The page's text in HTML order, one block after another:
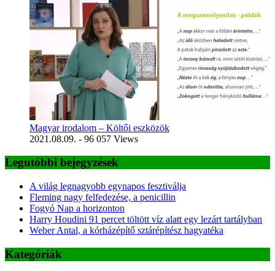
Magyar irodalom – Költői eszközök
2021.08.09. - 96 057 Views
Legutóbbi bejegyzések
A világ legnagyobb egynapos fesztiválja
Fleming nagy felfedezése, a penicillin
Fogyó Nap a horizonton
Harry Houdini 91 percet töltött víz alatt egy lezárt tartályban
Weber Antal, a kórházépítő sztárépítész hagyatéka
Kategóriák